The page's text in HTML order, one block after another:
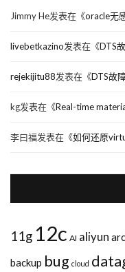
Jimmy He发表在《oracle无
livebetkazino发表在《DTS
rejekijitu88发表在《DTS故
kg发表在《Real-time
李曰福发表在《如何还原
11g 12c AI aliyun
backup bug cloud